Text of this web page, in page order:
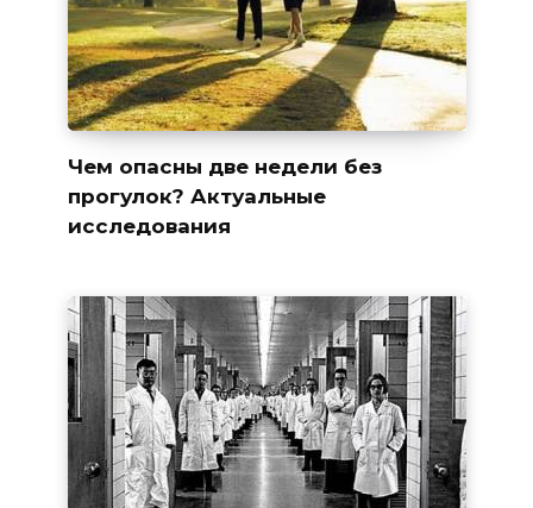
Чем опасны две недели без
прогулок? Актуальные
исследования